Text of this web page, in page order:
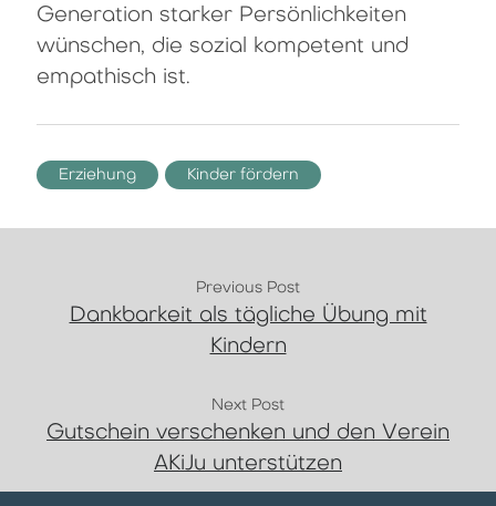
Generation starker Persönlichkeiten
wünschen, die sozial kompetent und
empathisch ist.
Erziehung Kinder fördern
Previous Post
Dankbarkeit als tägliche Übung mit
Kindern
Next Post
Gutschein verschenken und den Verein
AKiJu unterstützen